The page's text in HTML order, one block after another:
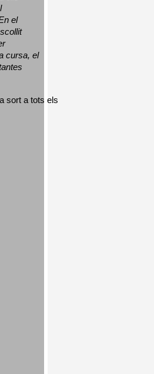
El
el
cursa, el
sort a tots els